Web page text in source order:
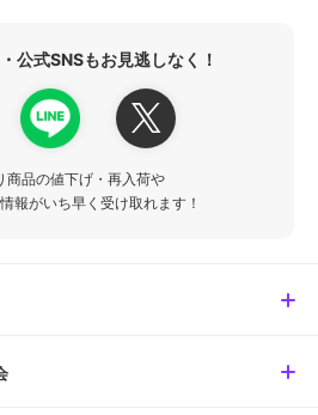
公式SNSもお見逃しなく！
商品の値下げ・再入荷や
報がいち早く受け取れます！